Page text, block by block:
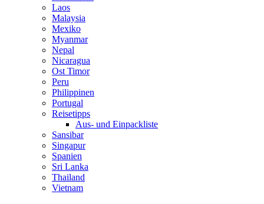
Laos
Malaysia
Mexiko
Myanmar
Nepal
Nicaragua
Ost Timor
Peru
Philippinen
Portugal
Reisetipps
Aus- und Einpackliste
Sansibar
Singapur
Spanien
Sri Lanka
Thailand
Vietnam